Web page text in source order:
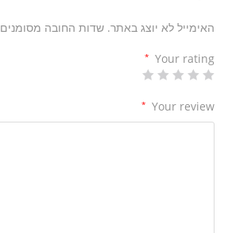
האימייל לא יוצג באתר. שדות החובה מסומנים
Your rating
*
Your review
*